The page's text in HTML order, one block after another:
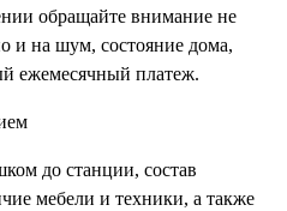
обращайте внимание не
и на шум, состояние дома,
ежемесячный платеж.
до станции, состав
мебели и техники, а также